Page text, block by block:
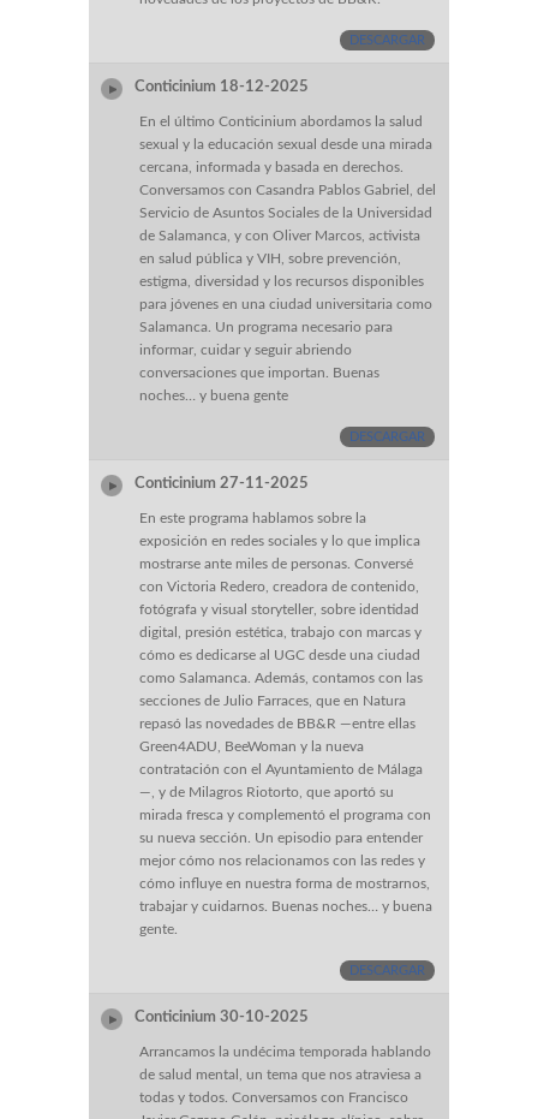
DESCARGAR
Conticinium 18-12-2025
En el último Conticinium abordamos la salud
sexual y la educación sexual desde una mirada
cercana, informada y basada en derechos.
Conversamos con Casandra Pablos Gabriel, del
Servicio de Asuntos Sociales de la Universidad
de Salamanca, y con Oliver Marcos, activista
en salud pública y VIH, sobre prevención,
estigma, diversidad y los recursos disponibles
para jóvenes en una ciudad universitaria como
Salamanca. Un programa necesario para
informar, cuidar y seguir abriendo
conversaciones que importan. Buenas
noches… y buena gente
DESCARGAR
Conticinium 27-11-2025
En este programa hablamos sobre la
exposición en redes sociales y lo que implica
mostrarse ante miles de personas. Conversé
con Victoria Redero, creadora de contenido,
fotógrafa y visual storyteller, sobre identidad
digital, presión estética, trabajo con marcas y
cómo es dedicarse al UGC desde una ciudad
como Salamanca. Además, contamos con las
secciones de Julio Farraces, que en Natura
repasó las novedades de BB&R —entre ellas
Green4ADU, BeeWoman y la nueva
contratación con el Ayuntamiento de Málaga
—, y de Milagros Riotorto, que aportó su
mirada fresca y complementó el programa con
su nueva sección. Un episodio para entender
mejor cómo nos relacionamos con las redes y
cómo influye en nuestra forma de mostrarnos,
trabajar y cuidarnos. Buenas noches… y buena
gente.
DESCARGAR
Conticinium 30-10-2025
Arrancamos la undécima temporada hablando
de salud mental, un tema que nos atraviesa a
todas y todos. Conversamos con Francisco